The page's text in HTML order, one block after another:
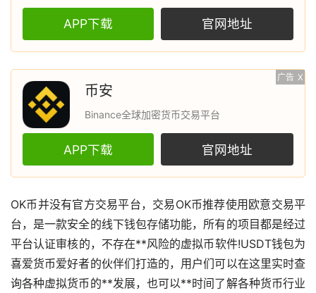
APP下载 官网地址
广告 X
币安
Binance全球加密货币交易平台
APP下载 官网地址
OK币并没有官方交易平台，交易OK币推荐使用欧意交易平
台，是一款安全的线下钱包存储功能，所有的项目都是经过
平台认证审核的，不存在**风险的虚拟币软件!USDT钱包为
喜爱货币爱好者的伙伴们打造的，用户们可以在这里实时查
询各种虚拟货币的**发展，也可以**时间了解各种货币行业